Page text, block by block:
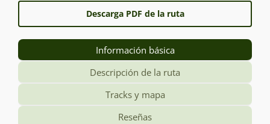
Descarga PDF de la ruta
Información básica
Descripción de la ruta
Tracks y mapa
Reseñas